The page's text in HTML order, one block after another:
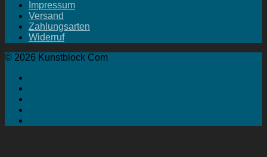
Impressum
Versand
Zahlungsarten
Widerruf
© 2026 Kunstblock Com